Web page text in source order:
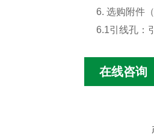
6. 选购附件
6.1引线孔：
在线咨询